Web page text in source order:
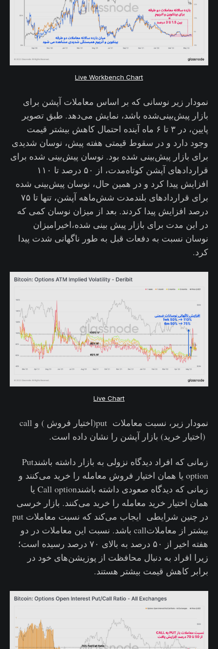
Live Workbench Chart
نمودار زیر نوسانی که بر اساس معاملات آپشن برای
بازار پیش‌بینی‌شده باشد، نمایش می‌دهد. طبق تصویر
پایین، در ۳ تا ۶ ماه آینده احتمال کاهش بیشتر قیمت
وجود دارد و در سقوط قیمتی هفته پیش، نوسان شدیدی
برای بازار پیش‌بینی ‌شده بود. نوسان پیش‌بینی شده برای
قراردادهای آپشن کوتاه‌مدت، از ۵۰ درصد تا ۱۱۰
افزایش پیدا کرد و در همین حال، نوسان پیش‌بینی شده
برای قراردادهای بلندمدت شش‌ماهه آپشن، تنها تا ۷۵
درصد افزایش پیدا کردند. بعد از میزان نوسان کمی که
در این مدت برای بازار پیش بینی شده،اخیرامیزان
نوسان نسبت به دفعات قبل به طور ناگهانی شدت پیدا
کرد.
Live Chart
نمودار زیر، نسبت معاملات put(اختیار فروش ) و call
(اختیار خرید) بازار آپشن را نشان داده است‌.
زمانی که افراد دیدگاه نزولی به بازار داشته باشندPut
option یا همان اختیار فروش معامله را خرید می‌کنند و
زمانی که دیدگاه صعودی داشته باشندCall option یا
همان اختیار خرید معامله را خرید می‌کنند. بازار خرسی
در چنین شرایطی ایجاب می‌کند که نسبت معاملات put
بیشتر از معاملاتcall باشد. نسبت این معاملات در دو
هفته اخیر از ۵۰ درصد به بالای ۷۰ درصد رسیده است؛
زیرا افراد به دنبال محافظت از پوزیشن‌های خود در
برابر کاهش قیمت بیشتر هستند‌.